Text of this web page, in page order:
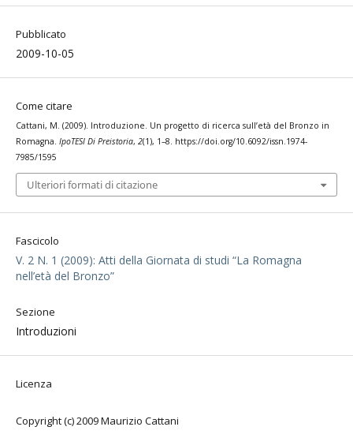
Pubblicato
2009-10-05
Come citare
Cattani, M. (2009). Introduzione. Un progetto di ricerca sull’età del Bronzo in
Romagna. IpoTESI Di Preistoria, 2(1), 1–8. https://doi.org/10.6092/issn.1974-
7985/1595
Ulteriori formati di citazione
Fascicolo
V. 2 N. 1 (2009): Atti della Giornata di studi “La Romagna
nell’età del Bronzo”
Sezione
Introduzioni
Licenza
Copyright (c) 2009 Maurizio Cattani